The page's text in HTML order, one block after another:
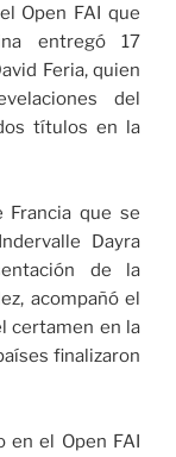
Open FAI que
entregó 17
Feria, quien
del
títulos en la
que se
Dayra
de la
acompañó el
certamen en la
finalizaron
en el Open FAI